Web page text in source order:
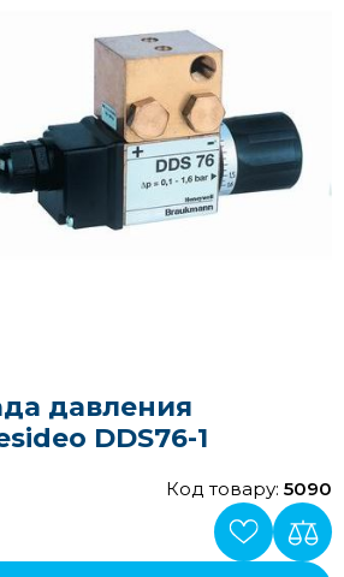
давления
DDS76-1
Код товару: 5090